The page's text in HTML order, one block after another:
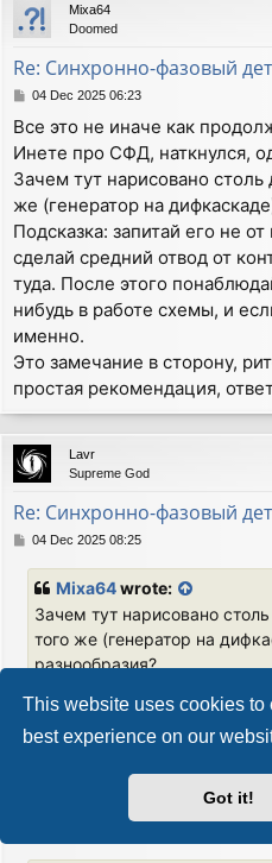
This website uses cookies to
best experience on our
Got it!
Mixa64
Doomed
Re: Синхронно-фазовый
P
s
t
04 Dec 2025 06:23
Все это не иначе как
Инете про СФД, наткнулся,
Зачем тут нарисовано
же (генератор на
Подсказка: запитай его не
сделай средний отвод от
туда. После этого
нибудь в работе схемы, и
именно.
Это замечание в сторону,
простая рекомендация,
Lavr
Supreme God
Re: Синхронно-фазовый
P04 Dec 2025 08:25
Mixa64wrote:
Зачем тут нарисовано
того же (генератор на
разнообразия?
Затем, что больше
схему мультивибратором.
интернациональным. И то,
поймет даже посетитель,